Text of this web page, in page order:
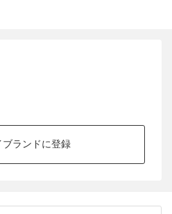
ブランドに登録